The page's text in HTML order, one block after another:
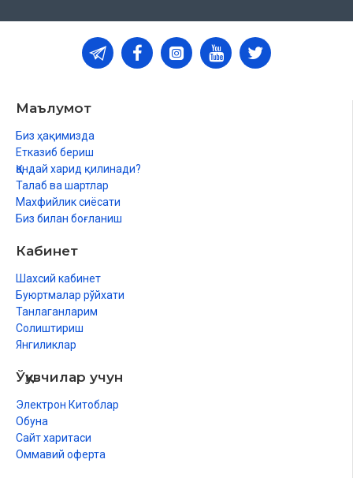
Маълумот
Биз ҳақимизда
Етказиб бериш
Қандай харид қилинади?
Талаб ва шартлар
Махфийлик сиёсати
Биз билан боғланиш
Кабинет
Шахсий кабинет
Буюртмалар рўйхати
Танлаганларим
Солиштириш
Янгиликлар
Ўқувчилар учун
Электрон Китоблар
Обуна
Сайт харитаси
Оммавий оферта